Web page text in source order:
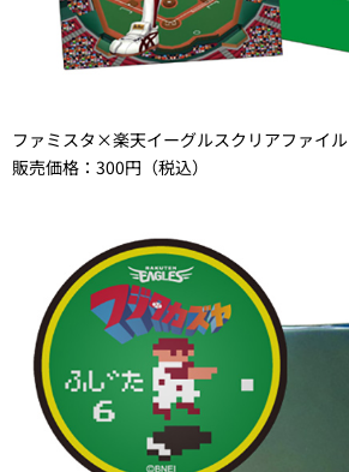
ファミスタ×楽天イーグルスクリアファイル
販売価格：300円（税込）